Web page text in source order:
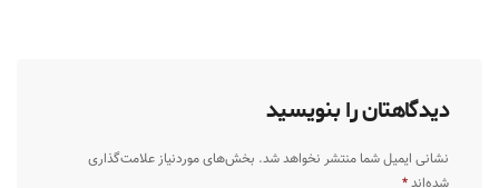
دیدگاهتان را بنویسید
نشانی ایمیل شما منتشر نخواهد شد. بخش‌های موردنیاز علامت‌گذاری
شده‌اند*